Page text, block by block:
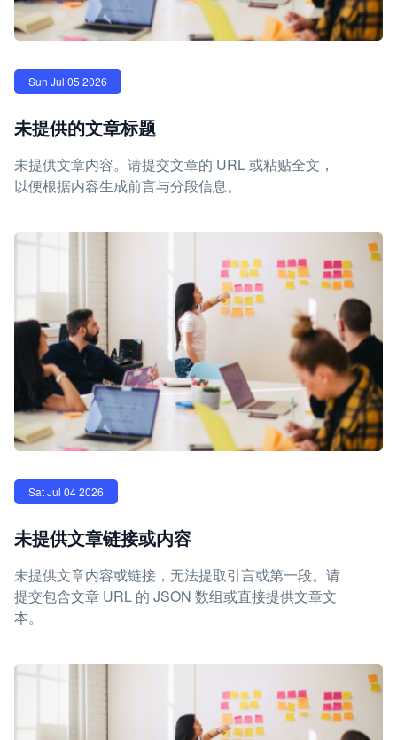
Sun Jul 05 2026
未提供的文章标题
未提供文章内容。请提交文章的 URL 或粘贴全文，
以便根据内容生成前言与分段信息。
Sat Jul 04 2026
未提供文章链接或内容
未提供文章内容或链接，无法提取引言或第一段。请
提交包含文章 URL 的 JSON 数组或直接提供文章文
本。